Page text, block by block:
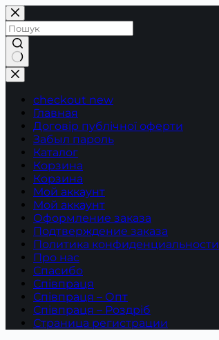
Перейти
до
вмісту
Немає
результатів
checkout new
Главная
Договір публічної оферти
Забыл пароль
Каталог
Корзина
Корзина
Мой аккаунт
Мой аккаунт
Оформление заказа
Подтверждение заказа
Политика конфиденциальности
Про нас
Спасибо
Співпраця
Співпраця – Опт
Співпраця – Роздріб
Страница регистрации